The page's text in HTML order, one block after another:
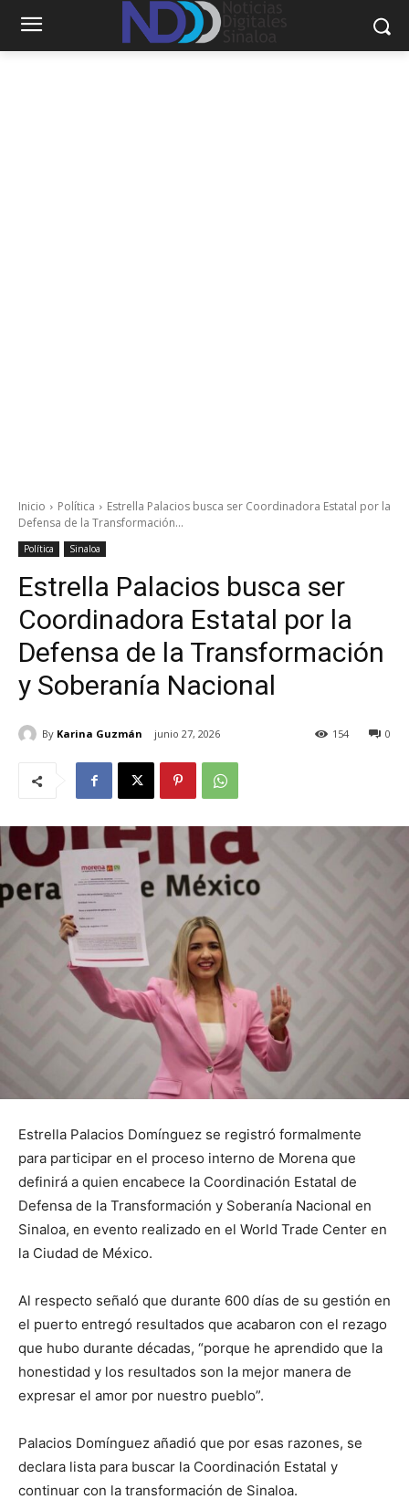
Inicio Política
Estrella Palacios busca ser Coordinadora Estatal por la
Defensa de la Transformación...
Política Sinaloa
Estrella Palacios busca ser
Coordinadora Estatal por la
Defensa de la Transformación
y Soberanía Nacional
By Karina Guzmán junio 27, 2026 0
154
Estrella Palacios Domínguez se registró formalmente
para participar en el proceso interno de Morena que
definirá a quien encabece la Coordinación Estatal de
Defensa de la Transformación y Soberanía Nacional en
Sinaloa, en evento realizado en el World Trade Center en
la Ciudad de México.
Al respecto señaló que durante 600 días de su gestión en
el puerto entregó resultados que acabaron con el rezago
que hubo durante décadas, “porque he aprendido que la
honestidad y los resultados son la mejor manera de
expresar el amor por nuestro pueblo”.
Palacios Domínguez añadió que por esas razones, se
declara lista para buscar la Coordinación Estatal y
continuar con la transformación de Sinaloa.